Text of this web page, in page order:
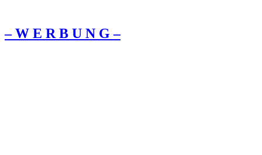
– W Ε R Β U Ν G –